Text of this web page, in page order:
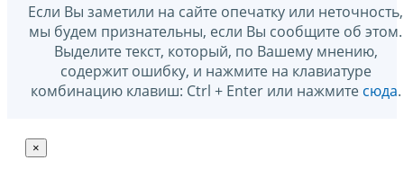
Если Вы заметили на сайте опечатку или неточность,
мы будем признательны, если Вы сообщите об этом.
Выделите текст, который, по Вашему мнению,
содержит ошибку, и нажмите на клавиатуре
комбинацию клавиш: Ctrl + Enter или нажмите сюда.
×